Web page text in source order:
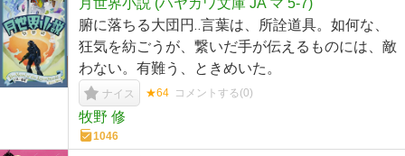
月世界小説 (ハヤカワ文庫 JA マ 5-7)
腑に落ちる大団円‥言葉は、所詮道具。如何な、
狂気を紡ごうが、繋いだ手が伝えるものには、敵
わない。有難う、ときめいた。
ナイス ★64 コメントする(0)
牧野 修
1046